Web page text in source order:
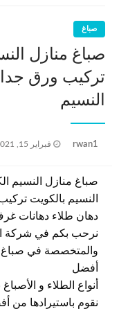
صباغ
تركيب ورق
النسيم
rwan1
نُشر
فبراير 15, 2021
صباغ منازل النسيم
النسيم بالكويت
دهان طلاء دهانات
نرحب بكم في شركة
والمتخصصة في صباغ
أفضل
أنواع الطلاء و
نقوم باستيرادها من